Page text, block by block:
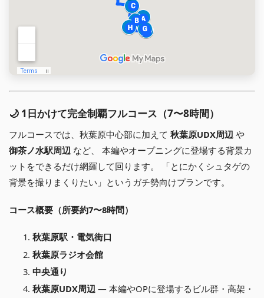
🌙 1日かけて完全制覇フルコース（7〜8時間）
フルコースでは、秋葉原中心部に加えて秋葉原UDX周辺 や
御茶ノ水駅周辺 など、 本編やオープニングに登場する背景カ
ットをできるだけ網羅して回ります。 「とにかくシュタゲの
背景を撮りまくりたい」というガチ勢向けプランです。
コース概要（所要約7〜8時間）
秋葉原駅・電気街口
秋葉原ラジオ会館
中央通り
秋葉原UDX周辺 — 本編やOPに登場するビル群・高架・